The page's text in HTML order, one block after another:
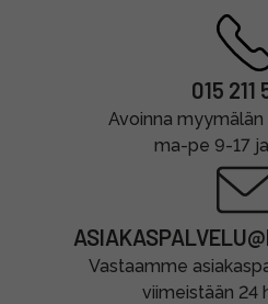
015 211
Avoinna myymälän
ma-pe 9-17
Vastaamme
viimeistään 24